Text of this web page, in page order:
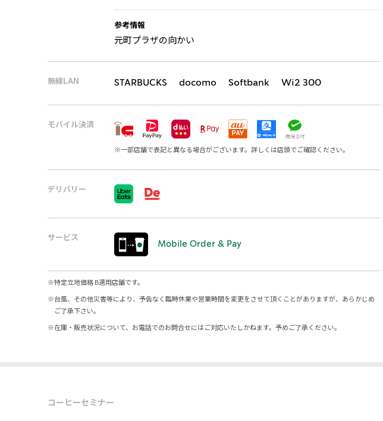
参考情報
元町プラザの向かい
無線LAN STARBUCKS docomo Softbank Wi2 300
モバイル決済
※一部店舗で表記と異なる場合がございます。詳しくは店頭でご確認ください。
デリバリー
サービス
Mobile Order & Pay
※特定立地価格 B適用店舗です。
※台風、その他災害等により、予告なく臨時休業や営業時間を変更をさせて頂くことがありますが、あらかじめ
ご了承下さい。
※在庫・販売状況について、お電話でのお問合せにはご対応いたしかねます。予めご了承ください。
コーヒーセミナー